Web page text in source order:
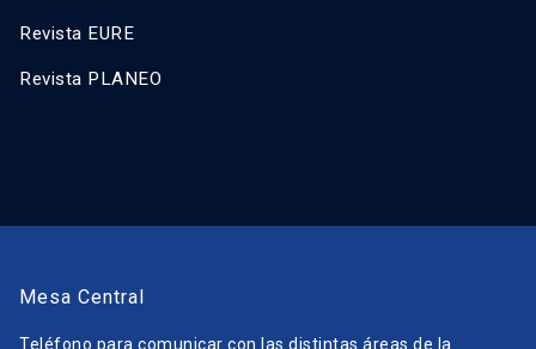
Revista EURE
Revista PLANEO
Mesa Central
Teléfono para comunicar con las distintas áreas de la